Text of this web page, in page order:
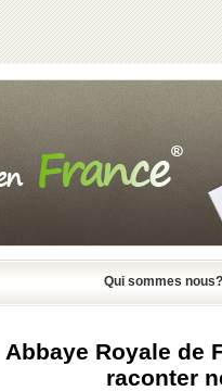
Qui sommes nous?
Abbaye Royale de
raconter